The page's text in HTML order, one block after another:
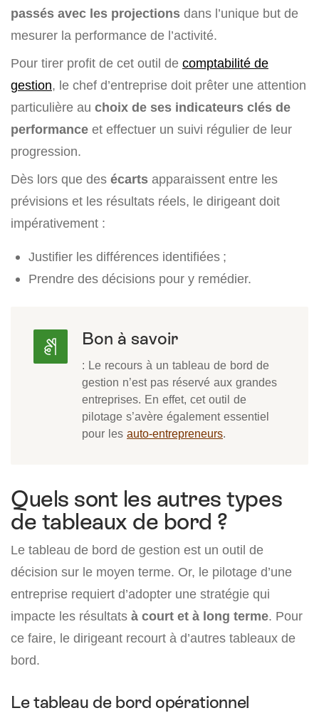
passés avec les projections dans l’unique but de
mesurer la performance de l’activité.
Pour tirer profit de cet outil de comptabilité de
gestion, le chef d’entreprise doit prêter une attention
particulière au choix de ses indicateurs clés de
performance et effectuer un suivi régulier de leur
progression.
Dès lors que des écarts apparaissent entre les
prévisions et les résultats réels, le dirigeant doit
impérativement :
Justifier les différences identifiées ;
Prendre des décisions pour y remédier.
Bon à savoir
: Le recours à un tableau de bord de
gestion n’est pas réservé aux grandes
entreprises. En effet, cet outil de
pilotage s’avère également essentiel
pour les auto-entrepreneurs.
Quels sont les autres types
de tableaux de bord ?
Le tableau de bord de gestion est un outil de
décision sur le moyen terme. Or, le pilotage d’une
entreprise requiert d’adopter une stratégie qui
impacte les résultats à court et à long terme. Pour
ce faire, le dirigeant recourt à d’autres tableaux de
bord.
Le tableau de bord opérationnel